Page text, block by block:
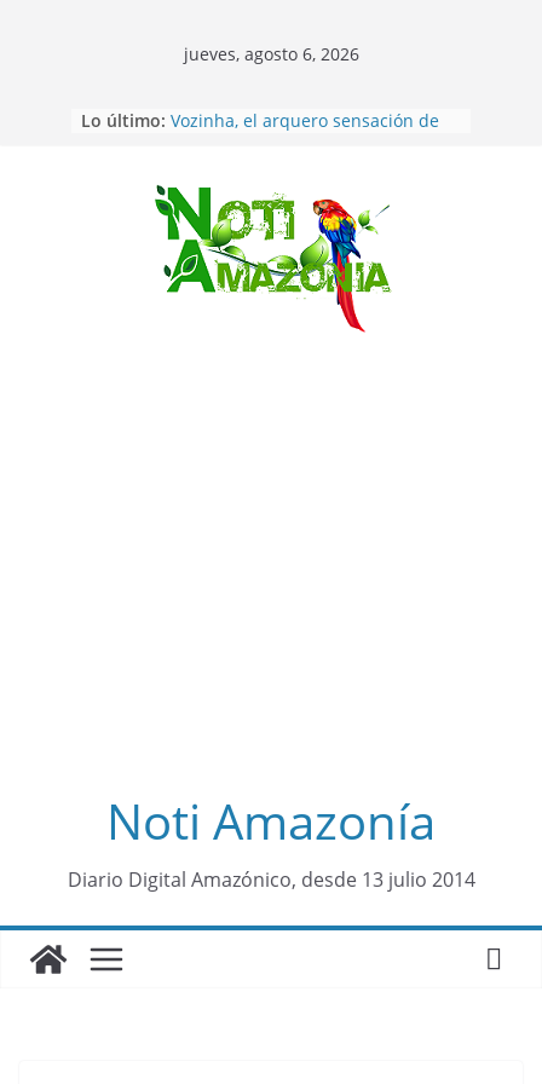
Saltar
al
jueves, agosto 6, 2026
Lo último: Sentencian a 34 años de prisión a
implicados en caso de Alison,
Vozinha, el arquero sensación de
cabo Verde, ya llegó para
incorporarse a Colo Colo de Chile
Pastaza: la parroquia Diez de
Agosto eligió a su nueva reina por
La “deuda de sueño”: una alerta
Noti Amazonía
Diario Digital Amazónico, desde 13 julio 2014